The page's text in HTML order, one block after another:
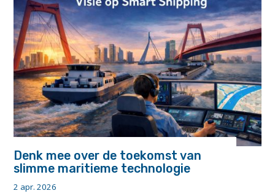
Denk mee over de toekomst van
slimme maritieme technologie
2 apr. 2026